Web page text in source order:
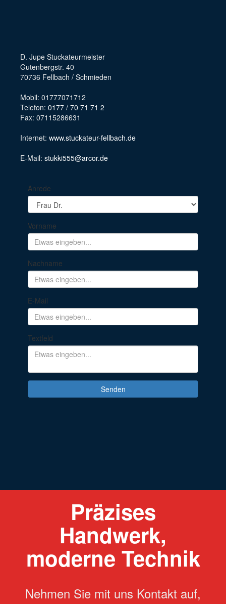
D. Jupe Stuckateurmeister
Gutenbergstr. 40
70736 Fellbach / Schmieden
Mobil: 01777071712
Telefon: 0177 / 70 71 71 2
Fax: 07115286631
Internet: www.stuckateur-fellbach.de
E-Mail: stukki555@arcor.de
Präzises
Handwerk,
moderne Technik
Nehmen Sie mit uns Kontakt auf,